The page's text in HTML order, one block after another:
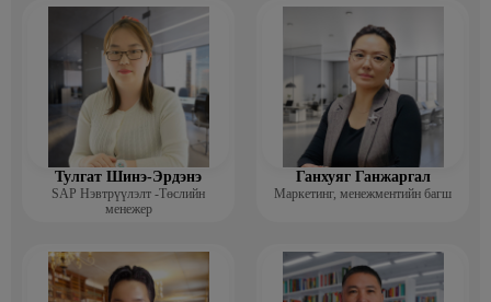
Тулгат Шинэ-Эрдэнэ
SAP Нэвтрүүлэлт -Төслийн
менежер
Ганхуяг Ганжаргал
Маркетинг, менежментийн багш